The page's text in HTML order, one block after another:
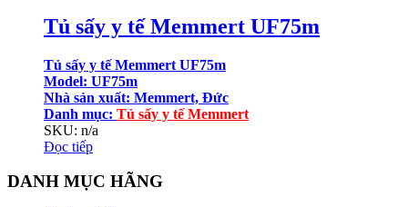
Tủ sấy y tế Memmert UF75m
Tủ sấy y tế Memmert UF75m
Model: UF75m
Nhà sản xuất: Memmert, Đức
Danh mục: Tủ sấy y tế Memmert
SKU: n/a
Đọc tiếp
DANH MỤC HÃNG